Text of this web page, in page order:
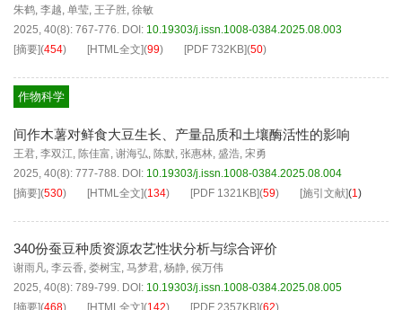
朱鹤, 李越, 单莹, 王子胜, 徐敏
2025, 40(8): 767-776. DOI: 10.19303/j.issn.1008-0384.2025.08.003
[摘要](454) [HTML全文](99) [PDF 732KB](50)
作物科学
间作木薯对鲜食大豆生长、产量品质和土壤酶活性的影响
王君, 李双江, 陈佳富, 谢海弘, 陈默, 张惠林, 盛浩, 宋勇
2025, 40(8): 777-788. DOI: 10.19303/j.issn.1008-0384.2025.08.004
[摘要](530) [HTML全文](134) [PDF 1321KB](59) [施引文献](1)
340份蚕豆种质资源农艺性状分析与综合评价
谢雨凡, 李云香, 娄树宝, 马梦君, 杨静, 侯万伟
2025, 40(8): 789-799. DOI: 10.19303/j.issn.1008-0384.2025.08.005
[摘要](468) [HTML全文](142) [PDF 2357KB](62)